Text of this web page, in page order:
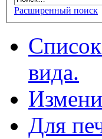
Расширенный поиск
вида.
Для